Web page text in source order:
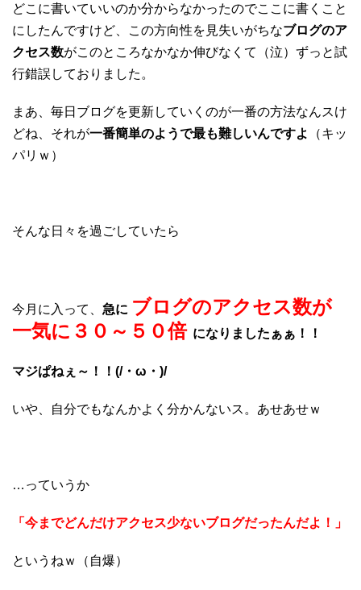
どこに書いていいのか分からなかったのでここに書くこと
にしたんですけど、この方向性を見失いがちなブログのア
クセス数がこのところなかなか伸びなくて（泣）ずっと試
行錯誤しておりました。
まあ、毎日ブログを更新していくのが一番の方法なんスけ
どね、それが一番簡単のようで最も難しいんですよ
（キッ
パリｗ）
そんな日々を過ごしていたら
今月に入って、 急に ブログのアクセス数が
一気に３０～５０倍 になりましたぁぁ！！
マジぱねぇ～！！(/・ω・)/
いや、自分でもなんかよく分かんないス。あせあせｗ
…っていうか
「今までどんだけアクセス少ないブログだったんだよ！」
というねｗ（自爆）